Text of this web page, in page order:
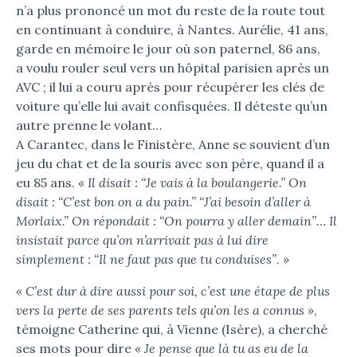
n’a plus prononcé un mot du reste de la route tout
en continuant à conduire, à Nantes. Aurélie, 41 ans,
garde en mémoire le jour où son paternel, 86 ans,
a voulu rouler seul vers un hôpital parisien après un
AVC ; il lui a couru après pour récupérer les clés de
voiture qu’elle lui avait confisquées. Il déteste qu’un
autre prenne le volant…
A Carantec, dans le Finistère, Anne se souvient d’un
jeu du chat et de la souris avec son père, quand il a
eu 85 ans. « Il disait : “Je vais à la boulangerie.” On
disait : “C’est bon on a du pain.” “J’ai besoin d’aller à
Morlaix.” On répondait : “On pourra y aller demain”… Il
insistait parce qu’on n’arrivait pas à lui dire
simplement : “Il ne faut pas que tu conduises”. »
« C’est dur à dire aussi pour soi, c’est une étape de plus
vers la perte de ses parents tels qu’on les a connus »,
témoigne Catherine qui, à Vienne (Isère), a cherché
ses mots pour dire « Je pense que là tu as eu de la